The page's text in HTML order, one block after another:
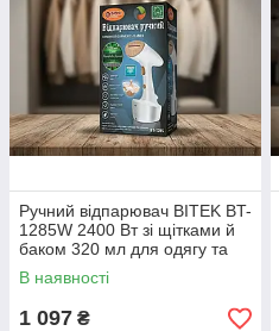
Ручний відпарювач BITEK BT-
1285W 2400 Вт зі щітками й
баком 320 мл для одягу та
меблів білий
В наявності
1 097 ₴